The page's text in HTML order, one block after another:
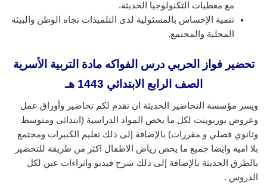
مع معطيات التكنولوجيا الحديثة.
تنمية الإحساس بالمسئولية لدى التلميذات تجاه الوطن والبيئة
المحلية والمجتمع.
تحضير فواز الحربي درس الفواكه مادة التربية الأسرية
الصف الرابع الابتدائي 1443 هـ
ويسر مؤسسة التحاضير الحديثة ان تقدم لكم تحاضير وأوراق عمل
وعروض بوربوينت لكل ما يخص المواد الدراسية (ابتدائي ومتوسط
وثانوي فصلي و مقررات) بالإضافة إلى ذلك تعليم الكبيرات ومجتمع
بلا امية وايضا جميع ما يخص رياض الاطفال اكثر من طريقة للتحضير
بالطرق الحديثة بالإضافة إلى ذلك شرح فيديو واثراءات عين لكل
الدروس .